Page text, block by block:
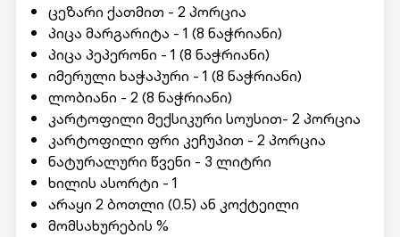
ცეზარი ქათმით - 2 პორცია
პიცა მარგარიტა - 1 (8 ნაჭრიანი)
პიცა პეპერონი - 1 (8 ნაჭრიანი)
იმერული ხაჭაპური - 1 (8 ნაჭრიანი)
ლობიანი - 2 (8 ნაჭრიანი)
კარტოფილი მექსიკური სოუსით- 2 პორცია
კარტოფილი ფრი კეჩუპით - 2 პორცია
ნატურალური წვენი - 3 ლიტრი
ხილის ასორტი - 1
არაყი 2 ბოთლი (0.5) ან კოქტეილი
მომსახურების %